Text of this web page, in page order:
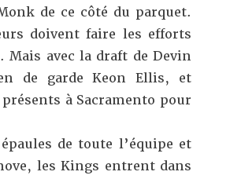
de ce côté du parquet.
doivent faire les efforts
avec la draft de Devin
de garde Keon Ellis, et
à Sacramento pour
de toute l’équipe et
les Kings entrent dans